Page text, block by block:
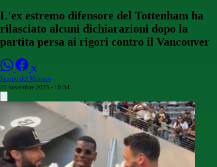
L'ex estremo difensore del Tottenham ha
rilasciato alcuni dichiarazioni dopo la
partita persa ai rigori contro il Vancouver
Jacopo del Monaco
25 novembre 2025 - 10:54